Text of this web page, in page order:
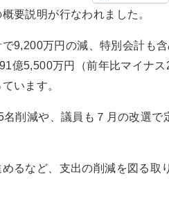
要説明が行なわれました。
9,200万円の減、特別会計も
億5,500万円（前年比マイナス
います。
削減や、議員も７月の改選で
るなど、支出の削減を図る取